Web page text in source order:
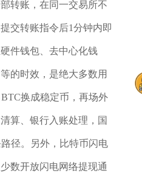
转账，在同一交易所不
交转账指令后1分钟内即
件钱包、去中心化钱
的时效，是绝大多数用
换成稳定币，再场外
算、银行入账处理，国
径。另外，比特币闪电
数开放闪电网络提现通